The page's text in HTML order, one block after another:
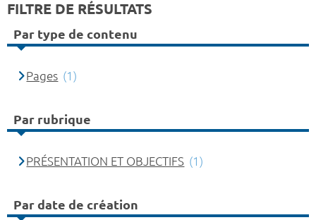
FILTRE DE RÉSULTATS
Par type de contenu
Pages (1)
Par rubrique
PRÉSENTATION ET OBJECTIFS (1)
Par date de création